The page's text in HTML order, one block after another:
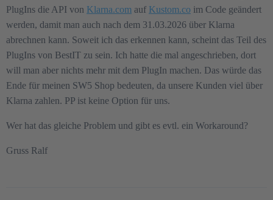
PlugIns die API von Klarna.com auf Kustom.co im Code geändert
werden, damit man auch nach dem 31.03.2026 über Klarna
abrechnen kann. Soweit ich das erkennen kann, scheint das Teil des
PlugIns von BestIT zu sein. Ich hatte die mal angeschrieben, dort
will man aber nichts mehr mit dem PlugIn machen. Das würde das
Ende für meinen SW5 Shop bedeuten, da unsere Kunden viel über
Klarna zahlen. PP ist keine Option für uns.
Wer hat das gleiche Problem und gibt es evtl. ein Workaround?
Gruss Ralf